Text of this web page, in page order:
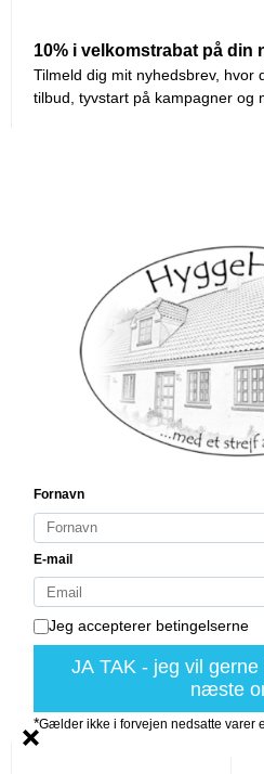
VIS PRODUKT
Mini lerkrukke / Stage
90157-14IL
På lager (212 stk.)